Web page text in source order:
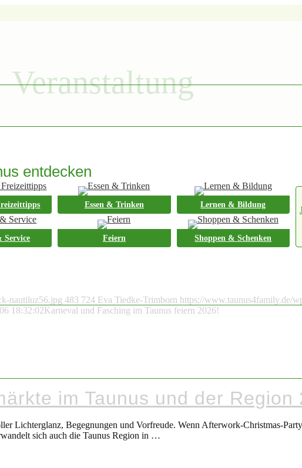
entdecken
Service
Essen & Trinken
Feiern
Lernen & Bildung
Shoppen & Schenken
Veranstaltung
feiern 2026!
sondern auch mit einer lebendigen und tief verwurzelten
Musik, Tanz, …
nautiluz56.jpg 483 724 Eva Tiedke-Trimborn https://www.taunus4family.de/
18:32:02Karneval und Fasching im Taunus feiern 2026!
im Taunus und der Region
Lichterglanz, Begegnungen und Vorfreude. Wenn Afterwork-Christmas-
sich auch die Taunus Region in …